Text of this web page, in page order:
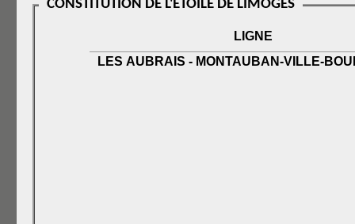
CONSTITUTION DE L'ÉTOILE DE LIMOGES
LIGNE
LES AUBRAIS - MONTAUBAN-VILLE-